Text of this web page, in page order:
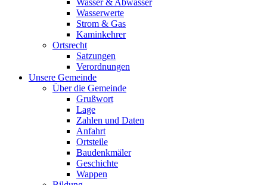
Wasser & Abwasser
Wasserwerte
Strom & Gas
Kaminkehrer
Ortsrecht
Satzungen
Verordnungen
Unsere Gemeinde
Über die Gemeinde
Grußwort
Lage
Zahlen und Daten
Anfahrt
Ortsteile
Baudenkmäler
Geschichte
Wappen